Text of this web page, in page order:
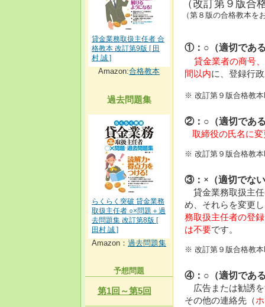
貸金業務取扱主任者 合
格教本 改訂第9版 [ 田
村 誠 ]
Amazon:合格教本
過去問題集
らくらく突破 貸金業務
取扱主任者 ○×問題＋過
去問題集 改訂第8版 [
田村 誠 ]
Amazon： 過去問題集
予想問題
第1回～第5回
（改訂第９版合
（第８版の合格教本を
①：○（適切であ
貸金業者の商号
間以内に、登録行
※ 改訂第９版合格教
②：○（適切であ
取締役の氏名に変
※ 改訂第９版合格教
③：×（適切でな
貸金業務取扱主
め、それらを変更
務取扱主任者の登
は不要です。
※ 改訂第９版合格教
④：○（適切であ
広告または勧誘を
その他の連絡先（